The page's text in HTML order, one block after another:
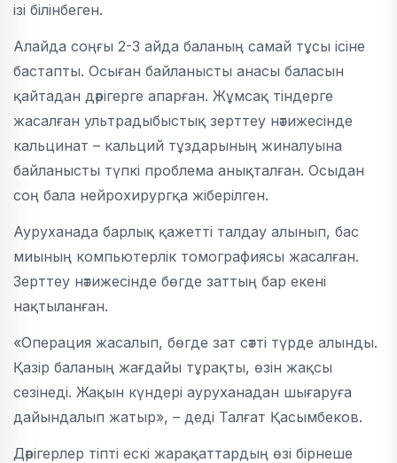
ізі білінбеген.
Алайда соңғы 2-3 айда баланың самай тұсы ісіне
бастапты. Осыған байланысты анасы баласын
қайтадан дәрігерге апарған. Жұмсақ тіндерге
жасалған ультрадыбыстық зерттеу нәтижесінде
кальцинат – кальций тұздарының жиналуына
байланысты түпкі проблема анықталған. Осыдан
соң бала нейрохирургқа жіберілген.
Ауруханада барлық қажетті талдау алынып, бас
миының компьютерлік томографиясы жасалған.
Зерттеу нәтижесінде бөгде заттың бар екені
нақтыланған.
«Операция жасалып, бөгде зат сәтті түрде алынды.
Қазір баланың жағдайы тұрақты, өзін жақсы
сезінеді. Жақын күндері ауруханадан шығаруға
дайындалып жатыр», – деді Талғат Қасымбеков.
Дәрігерлер тіпті ескі жарақаттардың өзі бірнеше